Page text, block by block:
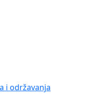
i održavanja